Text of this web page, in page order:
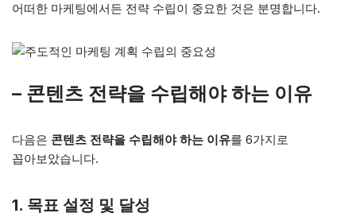
어떠한 마케팅에서든 전략 수립이 중요한 것은 분명합니다.
– 콘텐츠 전략을 수립해야 하는 이유
다음은 콘텐츠 전략을 수립해야 하는 이유를 6가지로
꼽아보았습니다.
1. 목표 설정 및 달성